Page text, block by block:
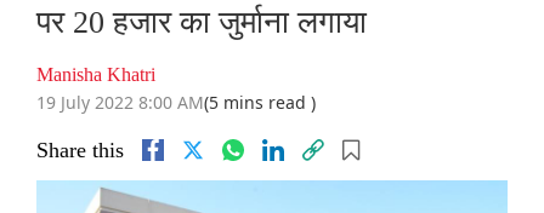
पर 20 हजार का जुर्माना लगाया
Manisha Khatri
19 July 2022 8:00 AM(5 mins read )
Share this